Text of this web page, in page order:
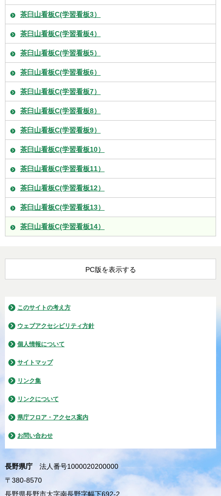
茶臼山看板C(学習看板3）
茶臼山看板C(学習看板4）
茶臼山看板C(学習看板5）
茶臼山看板C(学習看板6）
茶臼山看板C(学習看板7）
茶臼山看板C(学習看板8）
茶臼山看板C(学習看板9）
茶臼山看板C(学習看板10）
茶臼山看板C(学習看板11）
茶臼山看板C(学習看板12）
茶臼山看板C(学習看板13）
茶臼山看板C(学習看板14）
PC版を表示する
このサイトの考え方
ウェブアクセシビリティ方針
個人情報について
サイトマップ
リンク集
リンクについて
県庁フロア・アクセス案内
お問い合わせ
長野県庁
法人番号1000020200000
〒380-8570
長野県長野市大字南長野字幅下692-2